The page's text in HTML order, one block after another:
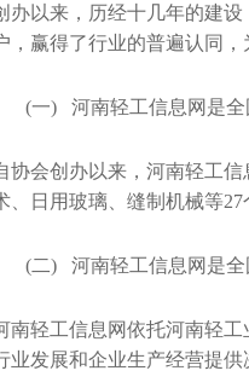
办以来，历经十几年的建
，赢得了行业的普遍认同
(一) 河南轻工信息网是
协会创办以来，河南轻工
、日用玻璃、缝制机械等
(二) 河南轻工信息网是
南轻工信息网依托河南轻
业发展和企业生产经营提供